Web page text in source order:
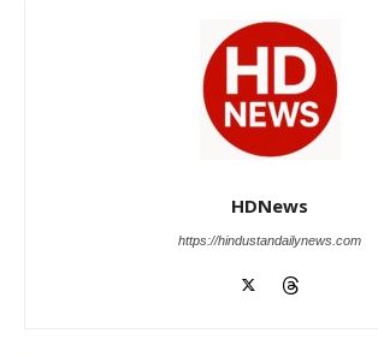
HDNews
https://hindustandailynews.com